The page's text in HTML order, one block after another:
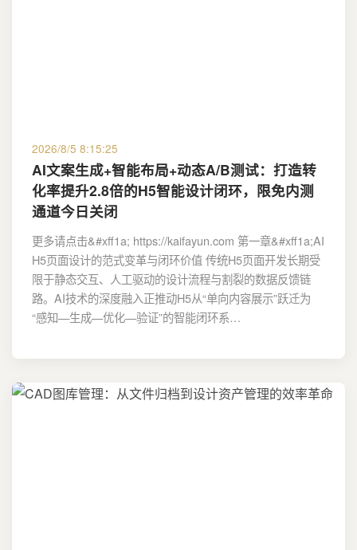
2026/8/5 8:15:25
AI文案生成+智能布局+动态A/B测试：打造转
化率提升2.8倍的H5智能设计闭环，限免内测
通道今日关闭
更多请点击&#xff1a; https://kaifayun.com 第一章&#xff1a;AI
H5页面设计的范式变革与闭环价值 传统H5页面开发长期受
限于静态交互、人工驱动的设计流程与割裂的数据反馈链
路。AI技术的深度融入正推动H5从“单向内容展示”跃迁为
“感知—生成—优化—验证”的智能闭环系…